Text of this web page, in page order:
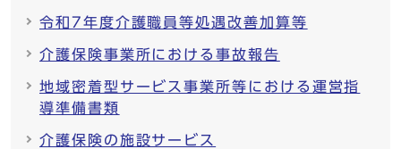
令和7年度介護職員等処遇改善加算等
介護保険事業所における事故報告
地域密着型サービス事業所等における運営指
導準備書類
介護保険の施設サービス